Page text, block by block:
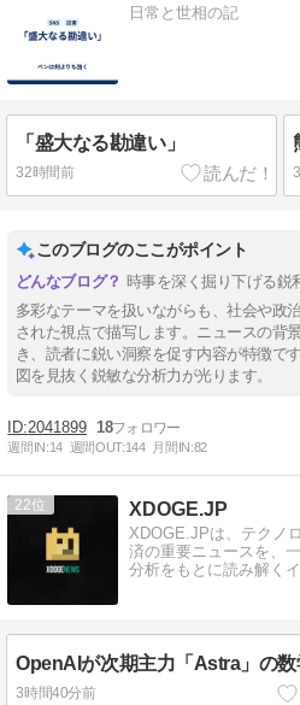
日常と世相の記
「盛大なる勘違い」
32時間前
このブログのここがポイント
時事を深く掘り下げる鋭
多彩なテーマを扱いながらも、社会や政
された視点で描写します。ニュースの背
き、読者に鋭い洞察を促す内容が特徴で
図を見抜く鋭敏な分析力が光ります。
2041899 18
週間IN:14 週間OUT:144 月間IN:82
22 XDOGE.JP
XDOGE.JPは、テクノ
済の重要ニュースを、
分析をもとに読み解く
3時間40分前